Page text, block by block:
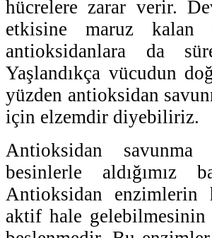
hücrelere zarar verir.
etkisine maruz kalan
antioksidanlara da
Yaşlandıkça vücudun
yüzden antioksidan
için elzemdir diyebiliriz.
Antioksidan
besinlerle aldığımız
Antioksidan enzimlerin
aktif hale